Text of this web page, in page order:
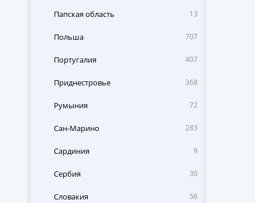
Папская область 13
Польша 707
Португалия 407
Приднестровье 368
Румыния 72
Сан-Марино 283
Сардиния 9
Сербия 30
Словакия 56